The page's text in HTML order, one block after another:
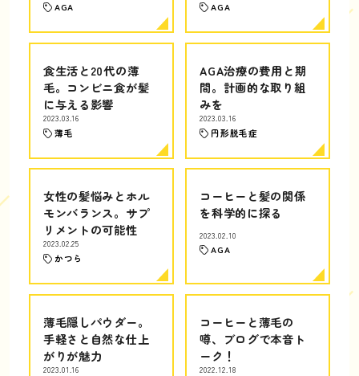
AGA AGA
食生活と20代の薄
毛。コンビニ食が髪
に与える影響
2023.03.16
薄毛
AGA治療の費用と期
間。計画的な取り組
みを
2023.03.16
円形脱毛症
女性の髪悩みとホル
モンバランス。サプ
リメントの可能性
2023.02.25
かつら
コーヒーと髪の関係
を科学的に探る
2023.02.10
AGA
薄毛隠しパウダー。
手軽さと自然な仕上
がりが魅力
2023.01.16
コーヒーと薄毛の
噂、ブログで本音ト
ーク！
2022.12.18